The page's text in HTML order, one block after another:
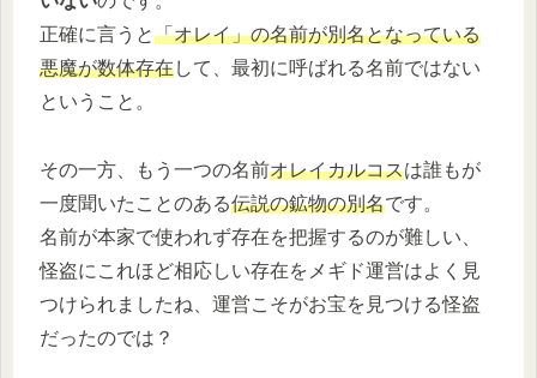
正確に言うと「オレイ」の名前が別名となっている
悪魔が数体存在して、最初に呼ばれる名前ではない
ということ。
その一方、もう一つの名前オレイカルコスは誰もが
一度聞いたことのある伝説の鉱物の別名です。
名前が本家で使われず存在を把握するのが難しい、
怪盗にこれほど相応しい存在をメギド運営はよく見
つけられましたね、運営こそがお宝を見つける怪盗
だったのでは？